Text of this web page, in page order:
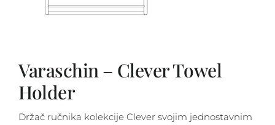
Varaschin – Clever Towel
Holder
Držač ručnika kolekcije Clever svojim jednostavnim